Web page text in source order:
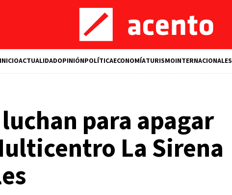
INICIOACTUALIDADOPINIÓNPOLÍTICAECONOMÍATURISMOINTERNACIONALES
para apagar
La Sirena